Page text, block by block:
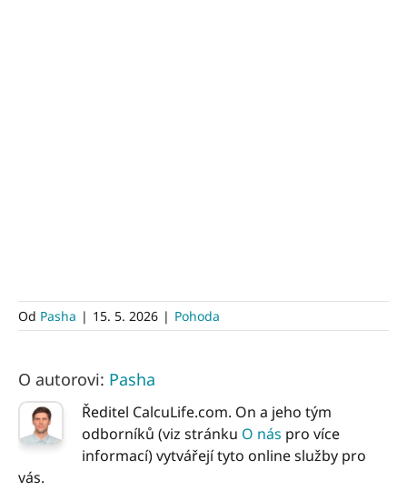
Od Pasha | 15. 5. 2026 | Pohoda
O autorovi: Pasha
Ředitel CalcuLife.com. On a jeho tým
odborníků (viz stránku O nás pro více
informací) vytvářejí tyto online služby pro
vás.